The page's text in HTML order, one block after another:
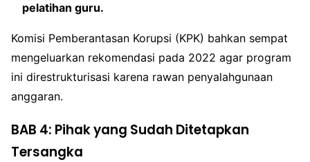
pelatihan guru.
Komisi Pemberantasan Korupsi (KPK) bahkan sempat
mengeluarkan rekomendasi pada 2022 agar program
ini direstrukturisasi karena rawan penyalahgunaan
anggaran.
BAB 4: Pihak yang Sudah Ditetapkan
Tersangka